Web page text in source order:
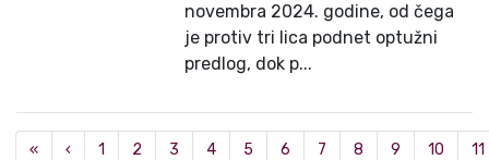
novembra 2024. godine, od čega
je protiv tri lica podnet optužni
predlog, dok p...
« ‹ 1 2 3 4 5 6 7 8 9 10 11